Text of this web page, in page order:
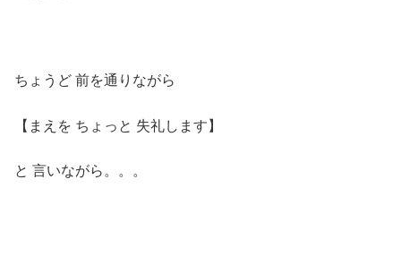
ちょうど 前を通りながら
【まえを ちょっと 失礼します】
と 言いながら。。。